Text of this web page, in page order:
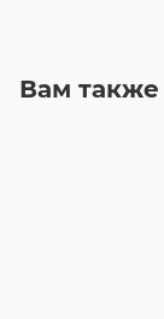
Вам также